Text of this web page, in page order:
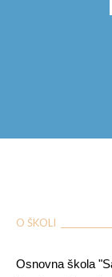
O ŠKOLI
Osnovna škola